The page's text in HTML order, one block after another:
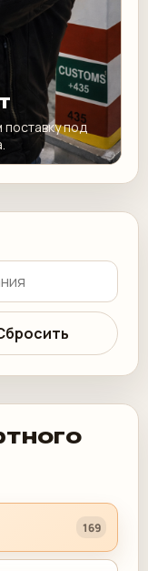
под
169